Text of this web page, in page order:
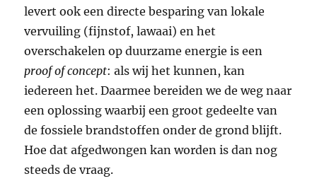
levert ook een directe besparing van lokale
vervuiling (fijnstof, lawaai) en het
overschakelen op duurzame energie is een
proof of concept: als wij het kunnen, kan
iedereen het. Daarmee bereiden we de weg naar
een oplossing waarbij een groot gedeelte van
de fossiele brandstoffen onder de grond blijft.
Hoe dat afgedwongen kan worden is dan nog
steeds de vraag.